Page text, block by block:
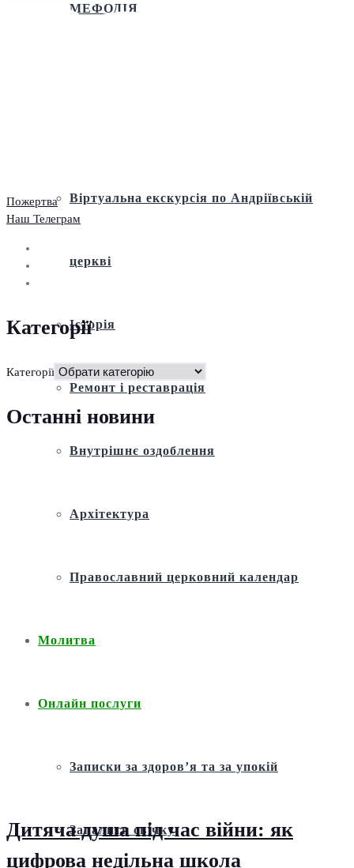
МЕФОДІЯ
Віртуальна екскурсія по Андріївській
церкві
Історія
Ремонт і реставрація
Внутрішнє оздоблення
Архітектура
Православний церковний календар
Молитва
Онлайн послуги
Записки за здоров’я та за упокій
Запалити свічку
Пожертва
Наш Телеграм
Категорії
Категорії
Останні новини
Дитяча душа під час війни: як
цифрова недільна школа